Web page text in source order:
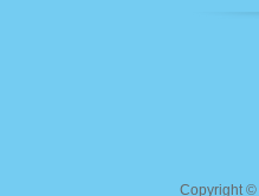
Copyright ©